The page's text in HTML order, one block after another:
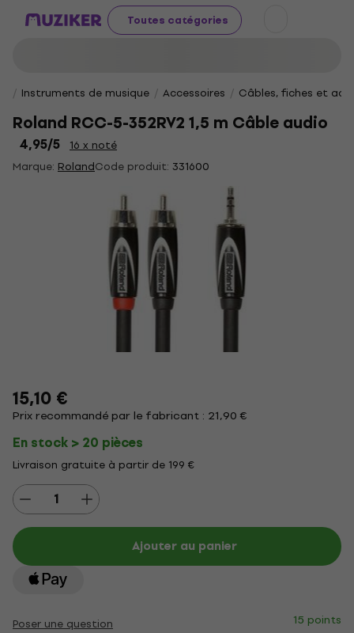
Toutes catégories
Instruments de musique Accessoires Câbles, fiches et
Roland RCC-5-352RV2 1,5 m Câble audio
4,95/5
16 x noté
Marque: RolandCode produit: 331600
15,10 €
Prix recommandé par le fabricant : 21,90 €
En stock > 20 pièces
Livraison gratuite à partir de 199 €
Ajouter au panier
Poser une question 15 points